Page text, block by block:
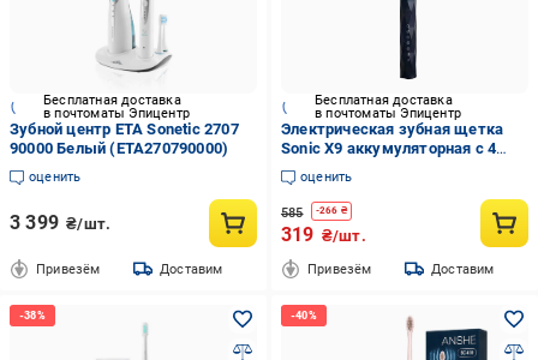
Бесплатная доставка
в почтоматы Эпицентр
Зубной центр ETA Sonetic 2707
90000 Белый (ETA270790000)
оценить
3 399 ₴/шт.
Привезём Доставим
Бесплатная доставка
в почтоматы Эпицентр
Электрическая зубная щетка
Sonic X9 аккумуляторная с 4
насадками Черный (3658Ю)
оценить
585 -266 ₴
319 ₴/шт.
Привезём Доставим